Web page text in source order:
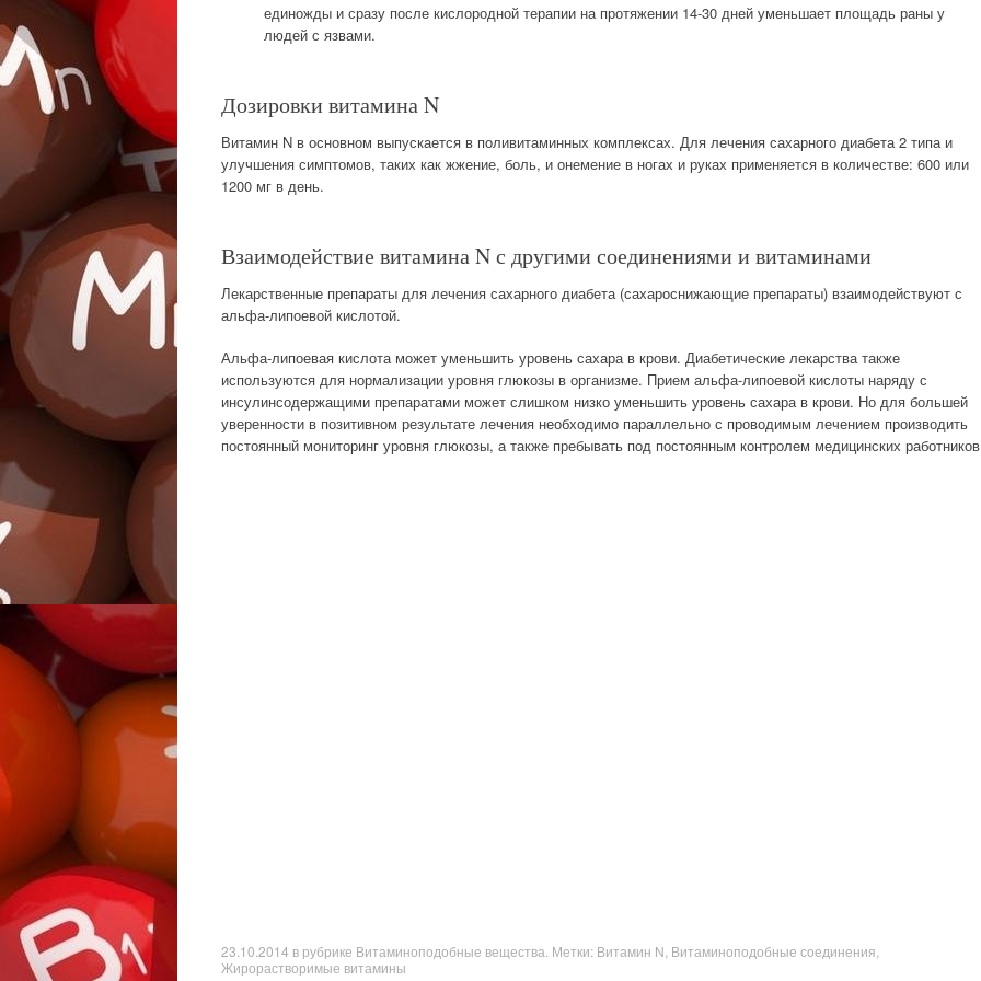
единожды и сразу после кислородной терапии на протяжении 14-30 дней уменьшает площадь раны у
людей с язвами.
Дозировки витамина N
Витамин N в основном выпускается в поливитаминных комплексах. Для лечения сахарного диабета 2 типа и
улучшения симптомов, таких как жжение, боль, и онемение в ногах и руках применяется в количестве: 600 или
1200 мг в день.
Взаимодействие витамина N с другими соединениями и витаминами
Лекарственные препараты для лечения сахарного диабета (сахароснижающие препараты) взаимодействуют с
альфа-липоевой кислотой.
Альфа-липоевая кислота может уменьшить уровень сахара в крови. Диабетические лекарства также
используются для нормализации уровня глюкозы в организме. Прием альфа-липоевой кислоты наряду с
инсулинсодержащими препаратами может слишком низко уменьшить уровень сахара в крови. Но для большей
уверенности в позитивном результате лечения необходимо параллельно с проводимым лечением производить
постоянный мониторинг уровня глюкозы, а также пребывать под постоянным контролем медицинских
23.10.2014 в рубрике Витаминоподобные вещества . Метки: Витамин N, Витаминоподобные соединения,
Жирорастворимые витамины